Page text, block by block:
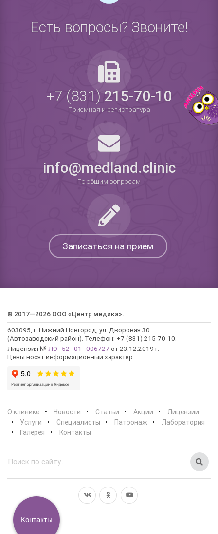
Есть вопросы? Звоните!
+7 (831)215-70-10
Приемная и регистратура
info@medland.clinic
По общим вопросам
Записаться на прием
© 2017—2026 ООО «Центр медика».
603095, г. Нижний Новгород, ул. Дворовая 30
(Автозаводский район). Телефон: +7 (831) 215-70-10.
Лицензия № ЛО–52–01–006727 от 23.12.2019 г.
Цены носят информационный характер.
О клинике Новости Статьи Акции
Лицензии
Услуги
Специалисты Патронаж
Лаборатория
Галерея
Контакты
Контакты